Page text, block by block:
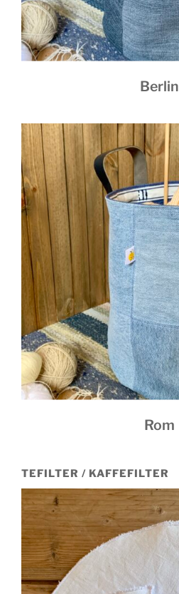
Berlin
Rom
TEFILTER / KAFFEFILTER